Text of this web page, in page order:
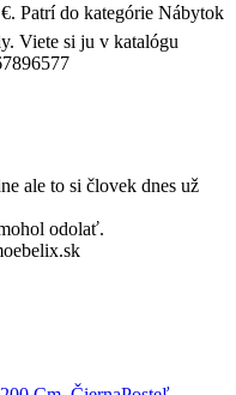
Patrí do kategórie Nábytok
Viete si ju v katalógu
ale to si človek dnes už
odolať.